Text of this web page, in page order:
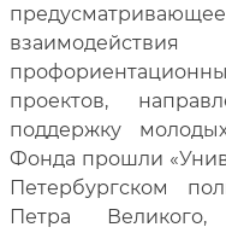
проектов,
поддержку
Фонда прошли
Петербургском
Петра